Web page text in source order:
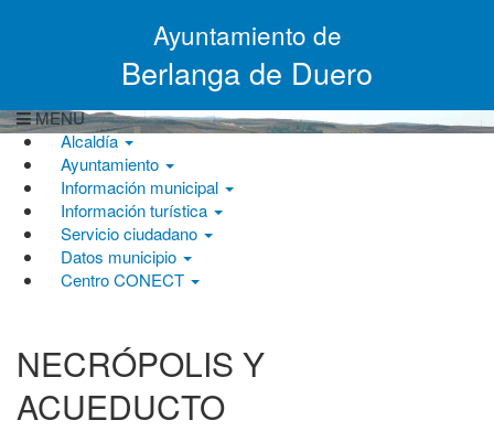
Ayuntamiento de
Berlanga de Duero
MENU
Alcaldía
Ayuntamiento
Información municipal
Información turística
Servicio ciudadano
Datos municipio
Centro CONECT
NECRÓPOLIS Y
ACUEDUCTO